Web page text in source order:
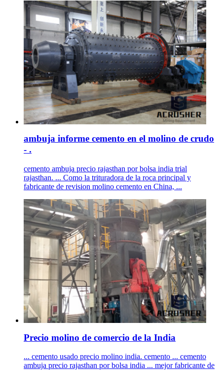
ambuja informe cemento en el molino de crudo
- .
cemento ambuja precio rajasthan por bolsa india trial
rajasthan. ... Como la trituradora de la roca principal y
fabricante de revision molino cemento en China, ...
Precio molino de comercio de la India
... cemento usado precio molino india. cemento ... cemento
ambuja precio rajasthan por bolsa india ... mejor fabricante de